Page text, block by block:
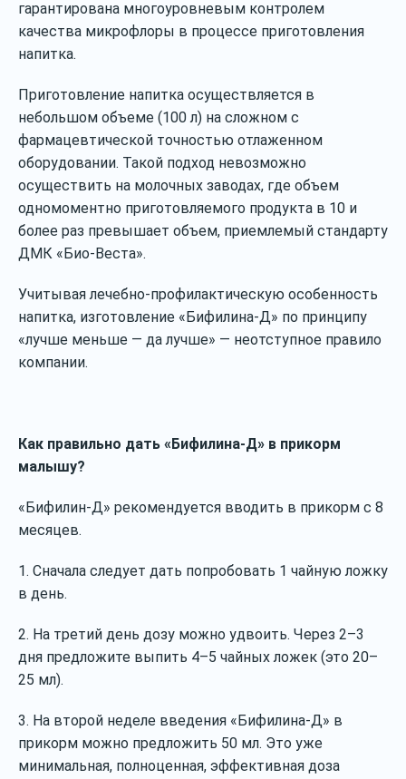
гарантирована многоуровневым контролем
качества микрофлоры в процессе приготовления
напитка.
Приготовление напитка осуществляется в
небольшом объеме (100 л) на сложном с
фармацевтической точностью отлаженном
оборудовании. Такой подход невозможно
осуществить на молочных заводах, где объем
одномоментно приготовляемого продукта в 10 и
более раз превышает объем, приемлемый стандарту
ДМК «Био-Веста».
Учитывая лечебно-профилактическую особенность
напитка, изготовление «Бифилина-Д» по принципу
«лучше меньше — да лучше» — неотступное правило
компании.
Как правильно дать «Бифилина-Д» в прикорм
малышу?
«Бифилин-Д» рекомендуется вводить в прикорм с 8
месяцев.
1. Сначала следует дать попробовать 1 чайную ложку
в день.
2. На третий день дозу можно удвоить. Через 2–3
дня предложите выпить 4–5 чайных ложек (это 20–
25 мл).
3. На второй неделе введения «Бифилина-Д» в
прикорм можно предложить 50 мл. Это уже
минимальная, полноценная, эффективная доза